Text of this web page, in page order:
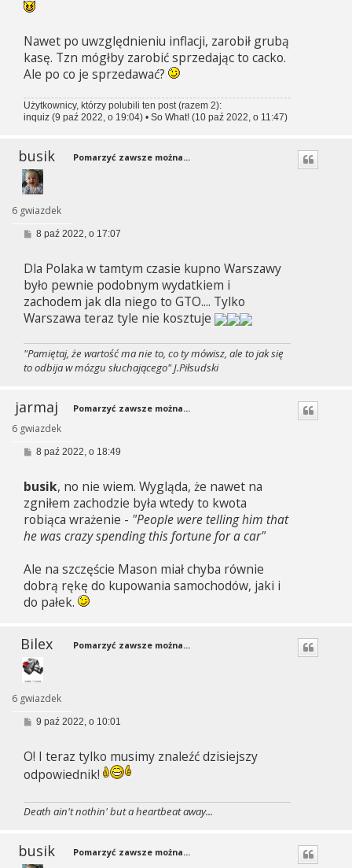
Nawet po uwzględnieniu inflacji, zarobił grubą
kasę. Tzn mógłby zarobić sprzedając to cacko.
Ale po co je sprzedawać?
Użytkownicy, którzy polubili ten post (razem 2):
inquiz (9 paź 2022, o 19:04) • So What! (10 paź 2022, o 11:47)
busik
6 gwiazdek
Pomarzyć zawsze można...
P
t
8 paź 2022, o 17:07
Dla Polaka w tamtym czasie kupno Warszawy
było pewnie podobnym wydatkiem i
zachodem jak dla niego to GTO.... Tylko
Warszawa teraz tyle nie kosztuje
"Pamiętaj, że wartość ma nie to, co ty mówisz, ale to jak się
to odbija w mózgu słuchającego" J.Piłsudski
jarmaj
6 gwiazdek
Pomarzyć zawsze można...
P
t
8 paź 2022, o 18:49
busik, no nie wiem. Wygląda, że nawet na
zgniłem zachodzie była wtedy to kwota
robiąca wrażenie - "People were telling him that
he was crazy spending this fortune for a car"
Ale na szczęście Mason miał chyba równie
dobrą rękę do kupowania samochodów, jaki i
do pałek.
Bilex
6 gwiazdek
Pomarzyć zawsze można...
P
t
9 paź 2022, o 10:01
O! I teraz tylko musimy znaleźć dzisiejszy
odpowiednik!
Death ain't nothin' but a heartbeat away...
busik Pomarzyć zawsze można...